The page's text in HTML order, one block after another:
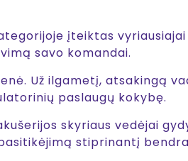
įteiktas
savo komandai.
Už ilgametį, atsakingą
paslaugų kokybę.
skyriaus vedėjai
stiprinantį